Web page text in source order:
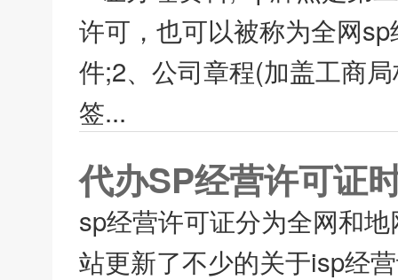
许可，也可以被称为全网
件;2、公司章程(加盖工商
签...
代办SP经营许可证
sp经营许可证分为全网和
站更新了不少的关于isp经